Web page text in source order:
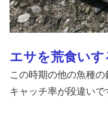
エサを荒食いす
この時期の他の魚種
キャッチ率が段違いで